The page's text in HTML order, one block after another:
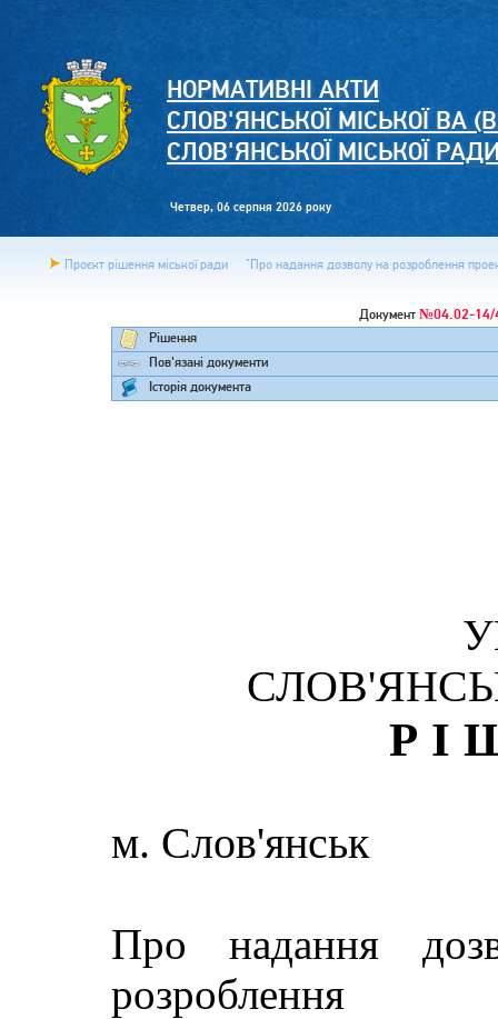
НОРМАТИВНІ АКТИ
СЛОВ'ЯНСЬКОЇ МІСЬКОЇ ВА
СЛОВ'ЯНСЬКОЇ МІСЬКОЇ
Четвер, 06 серпня 2026 року
Проєкт рішення міської ради "Про надання дозволу на розроблення
Документ №04.02-14/
Рішення
Пов'язані документи
Історія документа
м. Слов'янськ
Про надання
розроблення